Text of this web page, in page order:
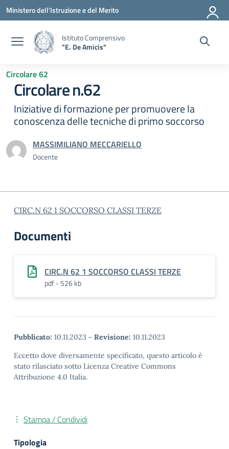
Vai ai contenuti
Vai al menu di navigazione
Vai al footer
Ministero dell'Istruzione e del Merito
Istituto Comprensivo
"E. De Amicis"
Circolare 62
Circolare n.62
Iniziative di formazione per promuovere la
conoscenza delle tecniche di primo soccorso
MASSIMILIANO MECCARIELLO
Docente
CIRC.N 62 1 SOCCORSO CLASSI TERZE
Documenti
CIRC.N 62 1 SOCCORSO CLASSI TERZE
pdf - 526 kb
Pubblicato: 10.11.2023 - Revisione: 10.11.2023
Eccetto dove diversamente specificato, questo articolo è
stato rilasciato sotto Licenza Creative Commons
Attribuzione 4.0 Italia.
Stampa / Condividi
Tipologia